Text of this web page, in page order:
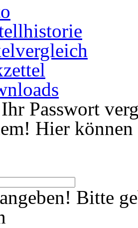
Passwort
Hier können
Bitte